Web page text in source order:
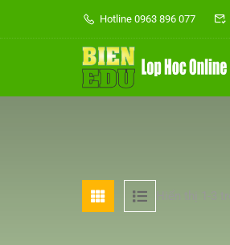
Hotline 0963 896 077